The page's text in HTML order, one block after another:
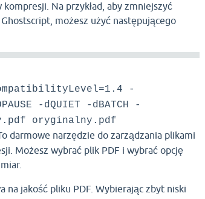
Na przykład, aby zmniejszyć
możesz użyć następującego
-
-dQUIET -dBATCH -
oryginalny.pdf
darmowe narzędzie do zarządzania plikami
Możesz wybrać plik PDF i wybrać opcję
na jakość pliku PDF. Wybierając zbyt niski